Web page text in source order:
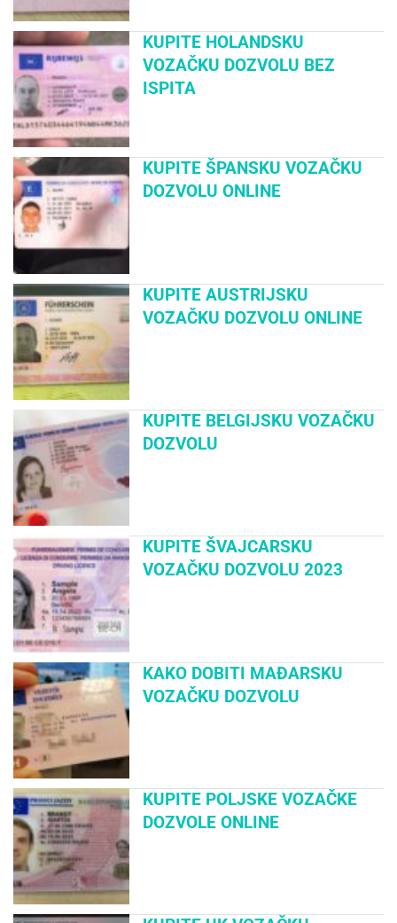
KUPITE HOLANDSKU
VOZAČKU DOZVOLU BEZ
ISPITA
KUPITE ŠPANSKU VOZAČKU
DOZVOLU ONLINE
KUPITE AUSTRIJSKU
VOZAČKU DOZVOLU ONLINE
KUPITE BELGIJSKU VOZAČKU
DOZVOLU
KUPITE ŠVAJCARSKU
VOZAČKU DOZVOLU 2023
KAKO DOBITI MAĐARSKU
VOZAČKU DOZVOLU
KUPITE POLJSKE VOZAČKE
DOZVOLE ONLINE